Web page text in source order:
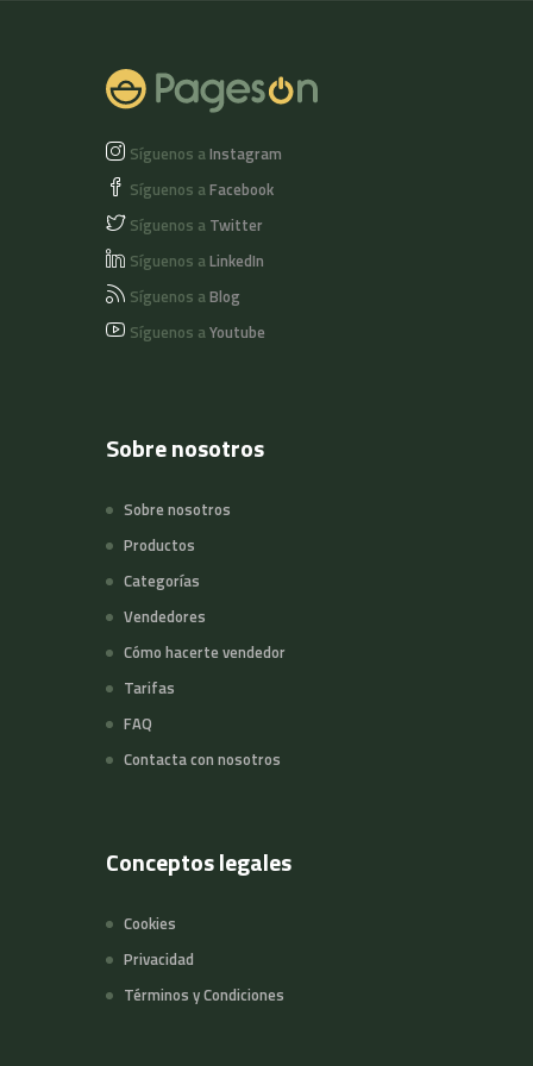
tela de cada talla.
Síguenos aInstagram
Síguenos aFacebook
Síguenos a Twitter
Síguenos aLinkedIn
Síguenos aBlog
Síguenos aYoutube
Sobre nosotros
Sobre nosotros
Productos
Categorías
Vendedores
Cómo hacerte vendedor
Tarifas
FAQ
Contacta con nosotros
Conceptos legales
Cookies
Privacidad
Términos y Condiciones